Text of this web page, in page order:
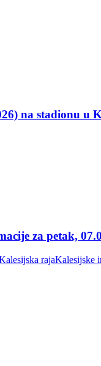
na stadionu u
za petak,
rajaKalesijske